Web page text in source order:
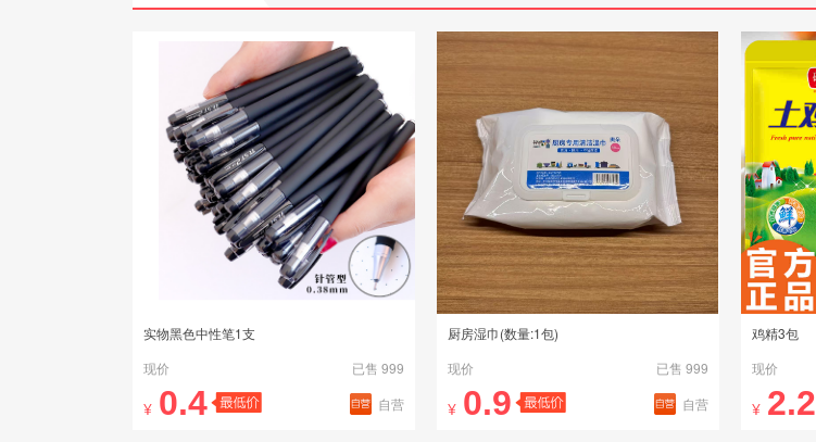
实物黑色中性笔1支
现价
已售 999
¥ 0.4 自营
厨房湿巾(数量:1包)
现价
已售 999
¥ 0.9 自营
鸡精3包
现价
¥ 2.2